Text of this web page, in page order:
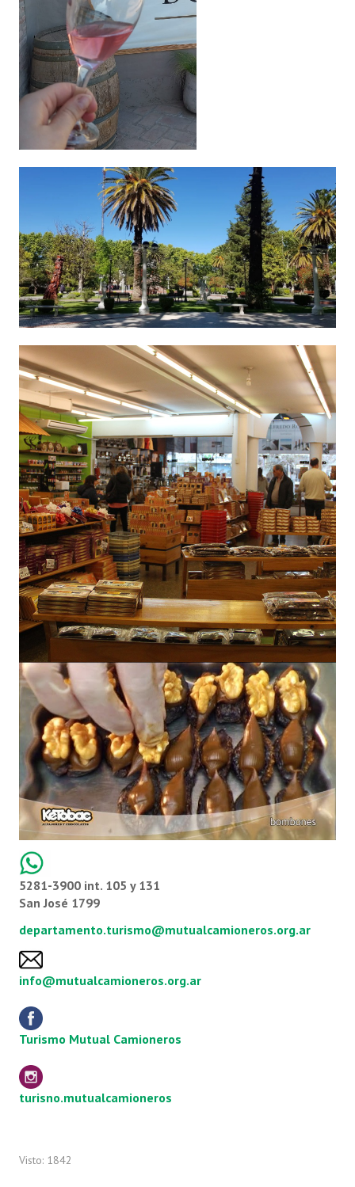
5281-3900 int. 105 y 131
San José 1799
departamento.turismo@mutualcamioneros.org.ar
info@mutualcamioneros.org.ar
Turismo Mutual Camioneros
turisno.mutualcamioneros
Visto: 1842